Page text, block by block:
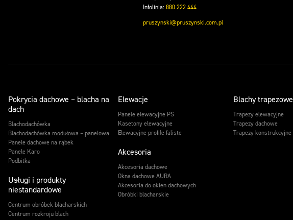
Infolinia:880 222 444
pruszynski@pruszynski.com.pl
Pokrycia dachowe – blacha na
dach
Blachodachówka
Blachodachówka modułowa – panelowa
Panele dachowe na rąbek
Panele Karo
Podbitka
Usługi i produkty
niestandardowe
Centrum obróbek blacharskich
Centrum rozkroju blach
Elewacje
Panele elewacyjne PS
Kasetony elewacyjne
Elewacyjne profile faliste
Akcesoria
Akcesoria dachowe
Okna dachowe AURA
Akcesoria do okien dachowych
Obróbki blacharskie
Blachy trapezowe
Trapezy elewacyjne
Trapezy dachowe
Trapezy konstrukcyjne